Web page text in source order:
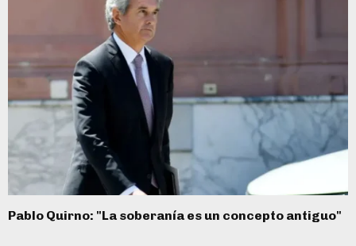
Pablo Quirno: "La soberanía es un concepto antiguo"